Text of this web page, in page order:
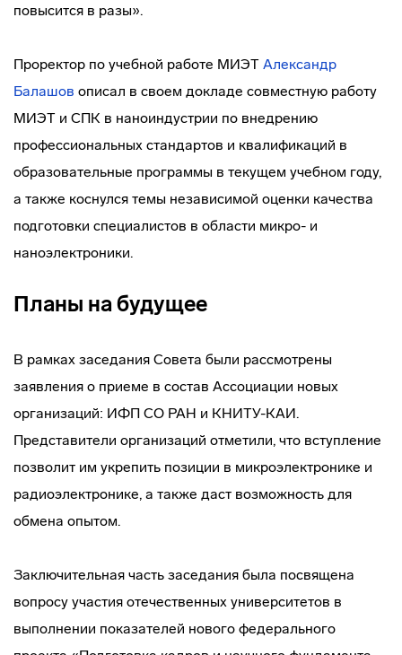
повысится в разы».
Проректор по учебной работе МИЭТ Александр
Балашов описал в своем докладе совместную работу
МИЭТ и СПК в наноиндустрии по внедрению
профессиональных стандартов и квалификаций в
образовательные программы в текущем учебном году,
а также коснулся темы независимой оценки качества
подготовки специалистов в области микро- и
наноэлектроники.
Планы на будущее
В рамках заседания Совета были рассмотрены
заявления о приеме в состав Ассоциации новых
организаций: ИФП СО РАН и КНИТУ-КАИ.
Представители организаций отметили, что вступление
позволит им укрепить позиции в микроэлектронике и
радиоэлектронике, а также даст возможность для
обмена опытом.
Заключительная часть заседания была посвящена
вопросу участия отечественных университетов в
выполнении показателей нового федерального